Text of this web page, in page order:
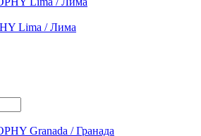
Lima / Лима